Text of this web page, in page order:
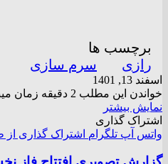
برچسب ها
رازی
سرم سازی
اسفند 13, 1401
خواندن این مطلب 2 دقیقه زمان میبرد
نمایش بیشتر
اشتراک گذاری
واتس آپ تلگرام اشتراک گذاری از